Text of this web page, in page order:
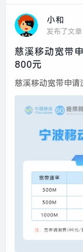
小和
发布了文章
慈溪移动宽带
800元
慈溪移动宽带申请